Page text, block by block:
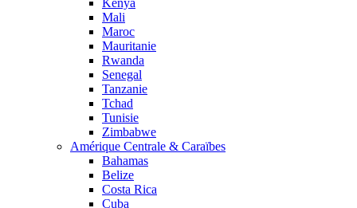
Kenya
Mali
Maroc
Mauritanie
Rwanda
Senegal
Tanzanie
Tchad
Tunisie
Zimbabwe
Amérique Centrale & Caraïbes
Bahamas
Belize
Costa Rica
Cuba